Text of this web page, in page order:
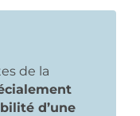
de la
d’une